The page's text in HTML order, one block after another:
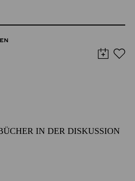
IN DER DISKUSSION